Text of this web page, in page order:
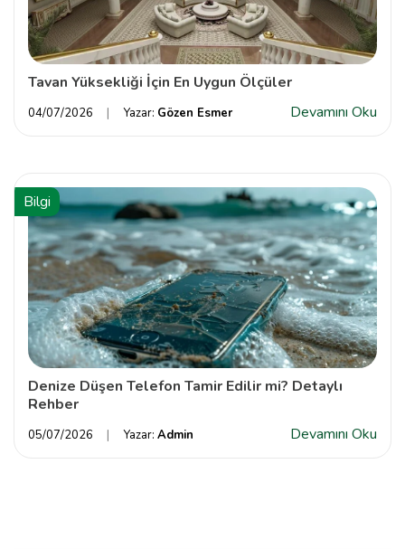
Tavan Yüksekliği İçin En Uygun Ölçüler
04/07/2026 Yazar: Gözen Esmer Devamını Oku
Bilgi
Denize Düşen Telefon Tamir Edilir mi? Detaylı
Rehber
05/07/2026 Yazar: Admin Devamını Oku